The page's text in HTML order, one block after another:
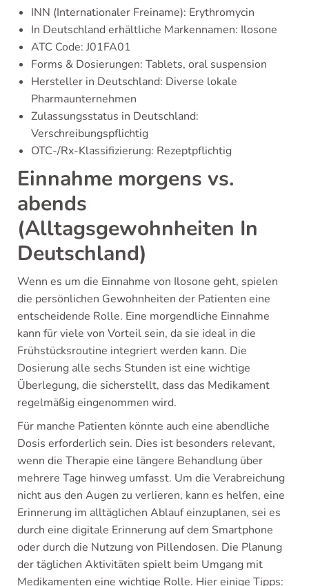
INN (Internationaler Freiname): Erythromycin
In Deutschland erhältliche Markennamen: Ilosone
ATC Code: J01FA01
Forms & Dosierungen: Tablets, oral suspension
Hersteller in Deutschland: Diverse lokale
Pharmaunternehmen
Zulassungsstatus in Deutschland:
Verschreibungspflichtig
OTC-/Rx-Klassifizierung: Rezeptpflichtig
Einnahme morgens vs.
abends
(Alltagsgewohnheiten In
Deutschland)
Wenn es um die Einnahme von Ilosone geht, spielen
die persönlichen Gewohnheiten der Patienten eine
entscheidende Rolle. Eine morgendliche Einnahme
kann für viele von Vorteil sein, da sie ideal in die
Frühstücksroutine integriert werden kann. Die
Dosierung alle sechs Stunden ist eine wichtige
Überlegung, die sicherstellt, dass das Medikament
regelmäßig eingenommen wird.
Für manche Patienten könnte auch eine abendliche
Dosis erforderlich sein. Dies ist besonders relevant,
wenn die Therapie eine längere Behandlung über
mehrere Tage hinweg umfasst. Um die Verabreichung
nicht aus den Augen zu verlieren, kann es helfen, eine
Erinnerung im alltäglichen Ablauf einzuplanen, sei es
durch eine digitale Erinnerung auf dem Smartphone
oder durch die Nutzung von Pillendosen. Die Planung
der täglichen Aktivitäten spielt beim Umgang mit
Medikamenten eine wichtige Rolle. Hier einige Tipps: